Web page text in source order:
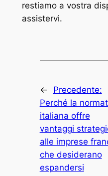
restiamo a vostra
assistervi.
←
Precedente:
Perché la
italiana offre
vantaggi
alle imprese
che desiderano
espandersi